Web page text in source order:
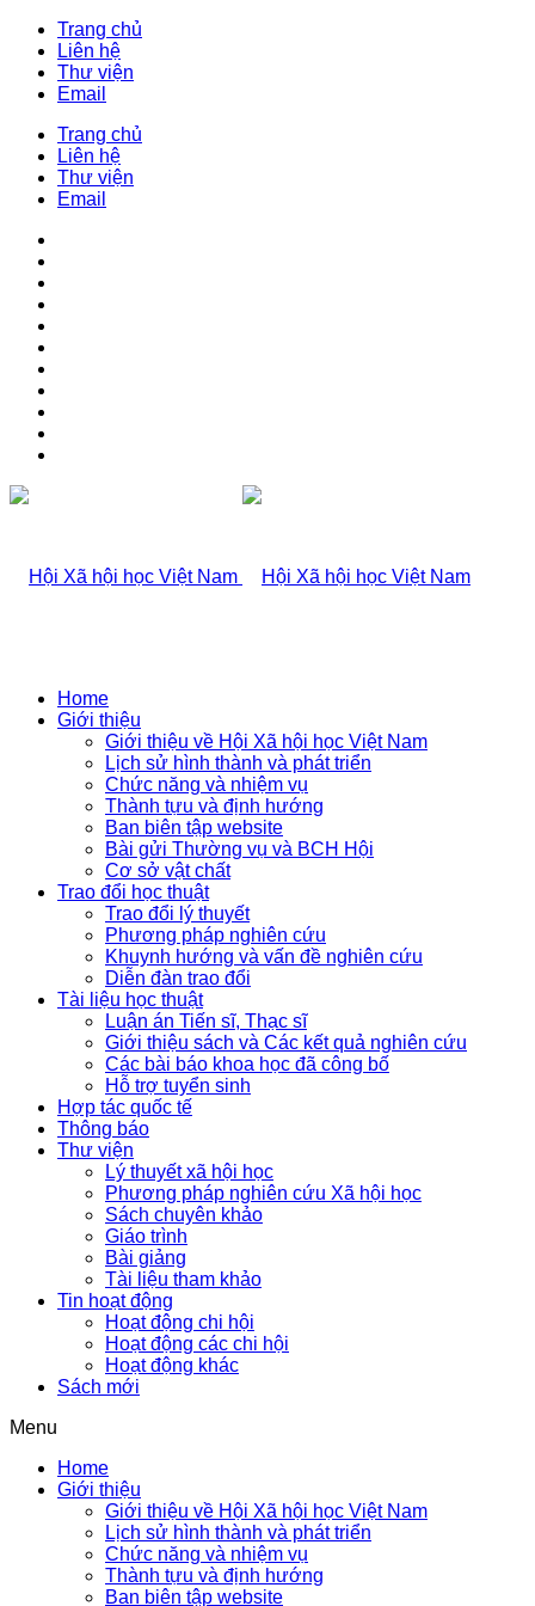
Trang chủ
Liên hệ
Thư viện
Email
Trang chủ
Liên hệ
Thư viện
Email
Home
Giới thiệu
Giới thiệu về Hội Xã hội học Việt Nam
Lịch sử hình thành và phát triển
Chức năng và nhiệm vụ
Thành tựu và định hướng
Ban biên tập website
Bài gửi Thường vụ và BCH Hội
Cơ sở vật chất
Trao đổi học thuật
Trao đổi lý thuyết
Phương pháp nghiên cứu
Khuynh hướng và vấn đề nghiên cứu
Diễn đàn trao đổi
Tài liệu học thuật
Luận án Tiến sĩ, Thạc sĩ
Giới thiệu sách và Các kết quả nghiên cứu
Các bài báo khoa học đã công bố
Hỗ trợ tuyển sinh
Hợp tác quốc tế
Thông báo
Thư viện
Lý thuyết xã hội học
Phương pháp nghiên cứu Xã hội học
Sách chuyên khảo
Giáo trình
Bài giảng
Tài liệu tham khảo
Tin hoạt động
Hoạt động chi hội
Hoạt động các chi hội
Hoạt động khác
Sách mới
Menu
Home
Giới thiệu
Giới thiệu về Hội Xã hội học Việt Nam
Lịch sử hình thành và phát triển
Chức năng và nhiệm vụ
Thành tựu và định hướng
Ban biên tập website